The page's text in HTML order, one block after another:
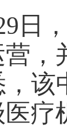
日
，
，该
疗